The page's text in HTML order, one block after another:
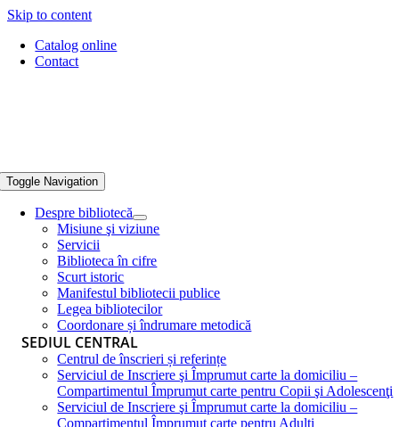
Skip to content
Catalog online
Contact
Toggle Navigation
Despre bibliotecă
Misiune şi viziune
Servicii
Biblioteca în cifre
Scurt istoric
Manifestul bibliotecii publice
Legea bibliotecilor
Coordonare și îndrumare metodică
SEDIUL CENTRAL
Centrul de înscrieri și referințe
Serviciul de Inscriere şi Împrumut carte la domiciliu –
Compartimentul Împrumut carte pentru Copii şi Adolescenţi
Serviciul de Inscriere şi Împrumut carte la domiciliu –
Compartimentul Împrumut carte pentru Adulţi